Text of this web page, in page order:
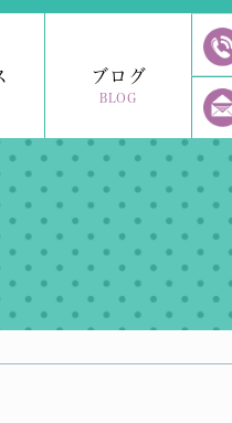
ブログ
BLOG